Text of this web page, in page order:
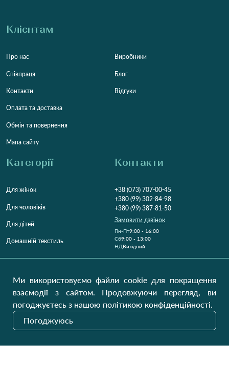
Клієнтам
Про нас
Співпраця
Контакти
Оплата та доставка
Обмін та повернення
Мапа сайту
Виробники
Блог
Відгуки
Категорії
Для жінок
Для чоловіків
Для дітей
Домашній текстиль
Контакти
+38 (073) 707-00-45
+380 (99) 302-84-98
+380 (99) 387-81-50
Замовити дзвінок
Пн-Пт9:00 - 16:00
Cб9:00 - 13:00
НДВихідний
Наші оновлення
Ми використовуємо файли cookie для покращення
взаємодії з сайтом. Продовжуючи перегляд, ви
погоджуєтесь з нашою політикою конфіденційності.
Погоджуюсь